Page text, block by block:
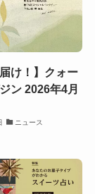
け！】クォー
ン 2026年4月
ニュース